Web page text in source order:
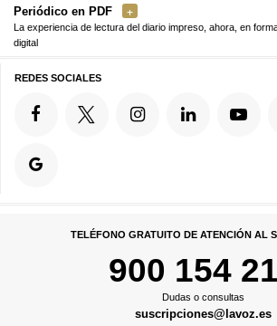
Periódico en PDF
La experiencia de lectura del diario impreso, ahora, en
digital
REDES SOCIALES
TELÉFONO GRATUITO DE ATENCIÓN AL
900 154
Dudas o consultas
suscripciones@lavoz.es